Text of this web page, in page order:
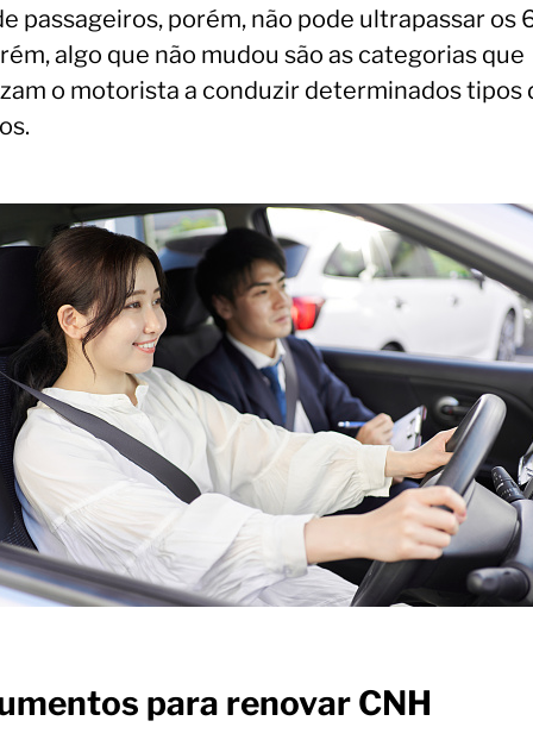
passageiros, porém, não pode ultrapassar os
algo que não mudou são as categorias que
o motorista a conduzir determinados tipos
para renovar CNH